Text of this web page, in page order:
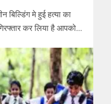
बिल्डिंग मे हुई हत्या का
कर लिया है आपको...